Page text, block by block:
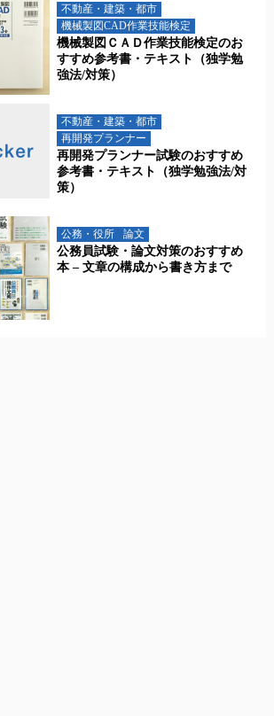
不動産・建築・都市
機械製図CAD作業技能検定
機械製図ＣＡＤ作業技能検定のお
すすめ参考書・テキスト（独学勉
強法/対策）
不動産・建築・都市
再開発プランナー
再開発プランナー試験のおすすめ
参考書・テキスト（独学勉強法/対
策）
公務・役所 論文
公務員試験・論文対策のおすすめ
本 – 文章の構成から書き方まで